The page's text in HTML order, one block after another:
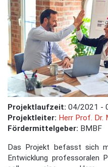
Projektlaufzeit: 04/2021 -
Projektleiter: Herr Prof. Dr.
Fördermittelgeber: BMBF
Das Projekt befasst sich
Entwicklung professoralen